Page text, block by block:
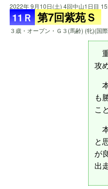
2022年 9月10日(土) 4回中山1日目
11Ｒ 第7回紫苑Ｓ
３歳・オープン・Ｇ３(馬齢) (牝)(国
攻
も
こ
と
が
出